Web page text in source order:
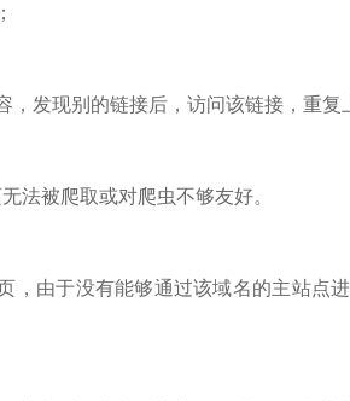
发现别的链接后，访问该链接，重复
被爬取或对爬虫不够友好。
由于没有能够通过该域名的主站点进